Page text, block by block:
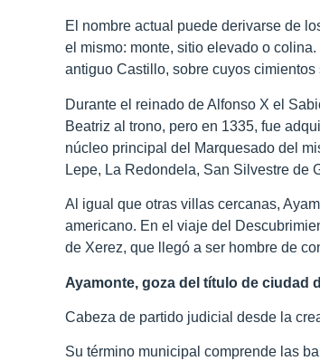
El nombre actual puede derivarse de
el mismo: monte, sitio elevado o
antiguo Castillo, sobre cuyos
Durante el reinado de Alfonso X el
Beatriz al trono, pero en 1335, fue
núcleo principal del Marquesado del
Lepe, La Redondela, San Silvestre de
Al igual que otras villas cercanas,
americano. En el viaje del
de Xerez, que llegó a ser hombre de
Ayamonte, goza del título de ciudad
Cabeza de partido judicial desde la
Su término municipal comprende las